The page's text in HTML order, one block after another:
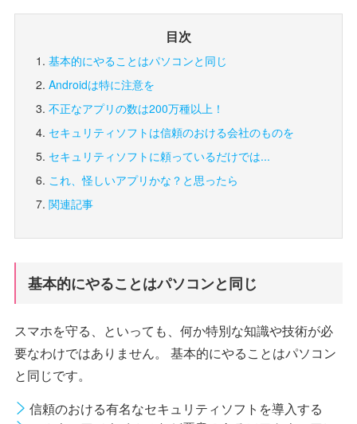
目次
基本的にやることはパソコンと同じ
Androidは特に注意を
不正なアプリの数は200万種以上！
セキュリティソフトは信頼のおける会社のものを
セキュリティソフトに頼っているだけでは...
これ、怪しいアプリかな？と思ったら
関連記事
基本的にやることはパソコンと同じ
スマホを守る、といっても、何か特別な知識や技術が必
要なわけではありません。 基本的にやることはパソコン
と同じです。
信頼のおける有名なセキュリティソフトを導入する